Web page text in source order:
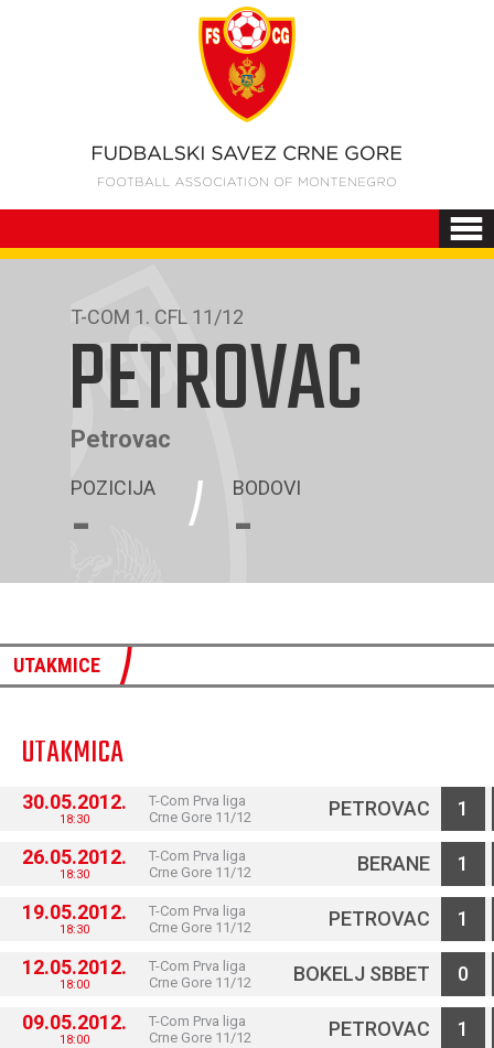
T-COM 1. CFL 11/12
PETROVAC
Petrovac
POZICIJA
-
BODOVI
-
UTAKMICE
UTAKMICA
30.05.2012.
18:30
T-Com Prva liga
Crne Gore 11/12
PETROVAC 1
26.05.2012.
18:30
T-Com Prva liga
Crne Gore 11/12
BERANE 1
19.05.2012.
18:30
T-Com Prva liga
Crne Gore 11/12
PETROVAC 1
12.05.2012.
18:00
T-Com Prva liga
Crne Gore 11/12
BOKELJ SBBET 0
09.05.2012.
18:00
T-Com Prva liga
Crne Gore 11/12
PETROVAC 1